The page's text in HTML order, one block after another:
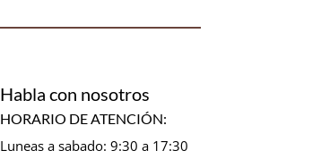
Habla con nosotros
HORARIO DE ATENCIÓN:
Luneas a sabado: 9:30 a 17:30